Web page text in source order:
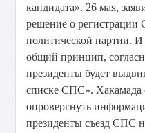
кандидата». 26 мая,
решение о регистрации
политической партии. И
общий принцип,
президенты будет
списке СПС». Хакамада
опровергнуть
президенты съезд СПС